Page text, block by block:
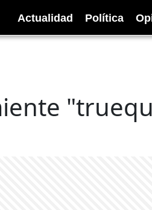
Actualidad Política